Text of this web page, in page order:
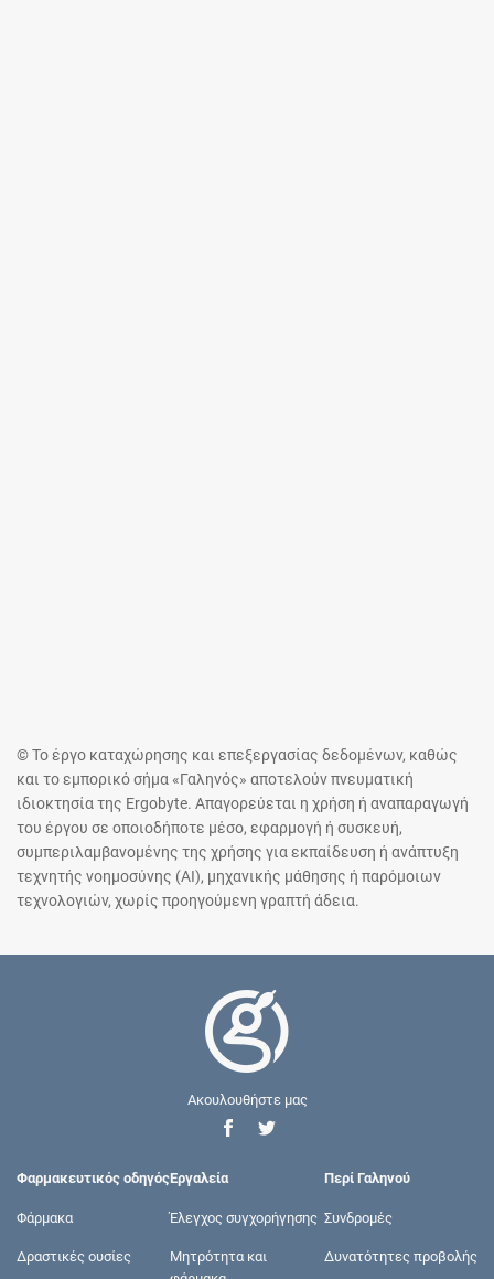
© Το έργο καταχώρησης και επεξεργασίας δεδομένων, καθώς
και το εμπορικό σήμα «Γαληνός» αποτελούν πνευματική
ιδιοκτησία της Ergobyte. Απαγορεύεται η χρήση ή αναπαραγωγή
του έργου σε οποιοδήποτε μέσο, εφαρμογή ή συσκευή,
συμπεριλαμβανομένης της χρήσης για εκπαίδευση ή ανάπτυξη
τεχνητής νοημοσύνης (AI), μηχανικής μάθησης ή παρόμοιων
τεχνολογιών, χωρίς προηγούμενη γραπτή άδεια.
Ακουλουθήστε μας
Φαρμακευτικός οδηγός
Φάρμακα
Δραστικές ουσίες
Εργαλεία
Έλεγχος συγχορήγησης
Μητρότητα και
Περί Γαληνού
Συνδρομές
Δυνατότητες προβολής